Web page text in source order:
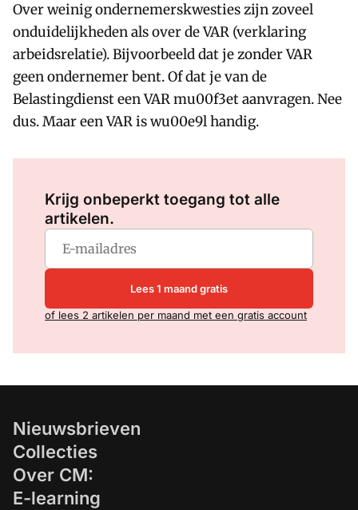
Over weinig ondernemerskwesties zijn zoveel
onduidelijkheden als over de VAR (verklaring
arbeidsrelatie). Bijvoorbeeld dat je zonder VAR
geen ondernemer bent. Of dat je van de
Belastingdienst een VAR mu00f3et aanvragen. Nee
dus. Maar een VAR is wu00e9l handig.
Krijg onbeperkt toegang tot alle
artikelen.
Lees 1 maand gratis
of lees 2 artikelen per maand met een gratis account
Nieuwsbrieven
Collecties
Over CM:
E-learning